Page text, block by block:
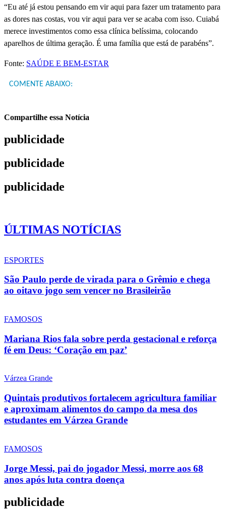
“Eu até já estou pensando em vir aqui para fazer um tratamento para
as dores nas costas, vou vir aqui para ver se acaba com isso. Cuiabá
merece investimentos como essa clínica belíssima, colocando
aparelhos de última geração. É uma família que está de parabéns”.
Fonte: SAÚDE E BEM-ESTAR
COMENTE ABAIXO:
Compartilhe essa Notícia
publicidade
publicidade
publicidade
ÚLTIMAS NOTÍCIAS
ESPORTES
São Paulo perde de virada para o Grêmio e chega
ao oitavo jogo sem vencer no Brasileirão
FAMOSOS
Mariana Rios fala sobre perda gestacional e reforça
fé em Deus: ‘Coração em paz’
Várzea Grande
Quintais produtivos fortalecem agricultura familiar
e aproximam alimentos do campo da mesa dos
estudantes em Várzea Grande
FAMOSOS
Jorge Messi, pai do jogador Messi, morre aos 68
anos após luta contra doença
publicidade